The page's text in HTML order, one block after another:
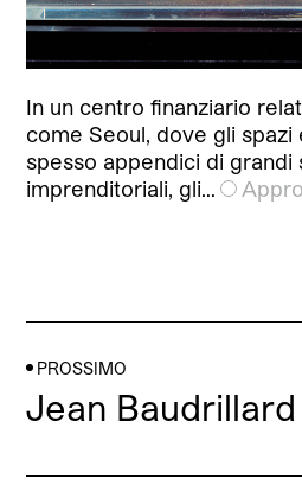
In un centro finanziario
come Seoul, dove gli spazi
spesso appendici di grandi
imprenditoriali, gli…
PROSSIMO
Jean Baudrillard